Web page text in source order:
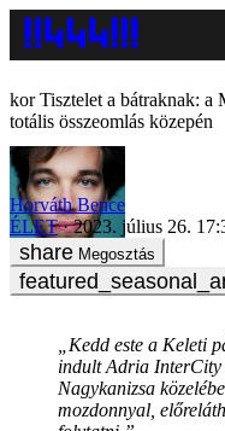
Tisztelet a bátraknak:
totális összeomlás közepén
Horváth Bence
ÉLET
2023. július 26.
Megosztás
„Kedd este a Keleti
indult Adria
Nagykanizsa
mozdonnyal,